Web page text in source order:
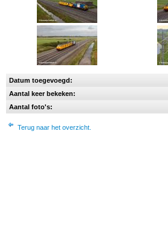
Datum toegevoegd:
Aantal keer bekeken:
Aantal foto's:
Terug naar het overzicht.